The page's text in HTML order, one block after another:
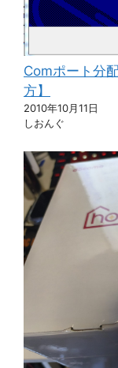
Comポート分
方】
2010年10月11日
しおんぐ